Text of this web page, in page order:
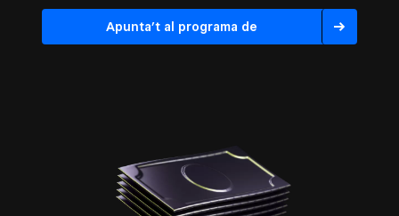
Apunta’t al programa de